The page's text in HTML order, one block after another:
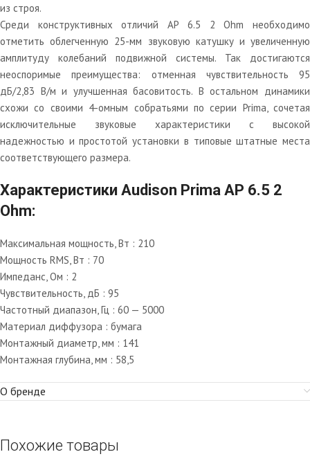
из строя.
Среди конструктивных отличий AP 6.5 2 Ohm необходимо
отметить облегченную 25-мм звуковую катушку и увеличенную
амплитуду колебаний подвижной системы. Так достигаются
неоспоримые преимущества: отменная чувствительность 95
дБ/2,83 В/м и улучшенная басовитость. В остальном динамики
схожи со своими 4-омным собратьями по серии Prima, сочетая
исключительные звуковые характеристики с высокой
надежностью и простотой установки в типовые штатные места
соответствующего размера.
Характеристики Audison Prima AP 6.5 2
Ohm:
Максимальная мощность, Вт : 210
Мощность RMS, Вт : 70
Импеданс, Ом : 2
Чувствительность, дБ : 95
Частотный диапазон, Гц : 60 — 5000
Материал диффузора : бумага
Монтажный диаметр, мм : 141
Монтажная глубина, мм : 58,5
О бренде
Похожие товары